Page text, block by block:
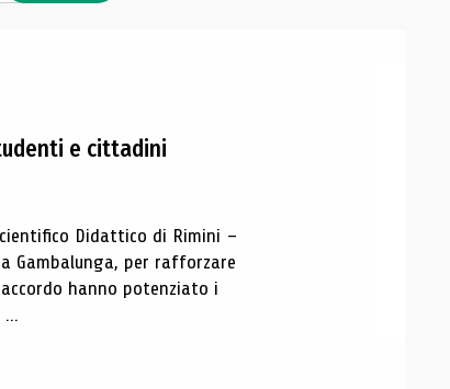
e cittadini
Didattico di Rimini –
Gambalunga, per rafforzare
hanno potenziato i